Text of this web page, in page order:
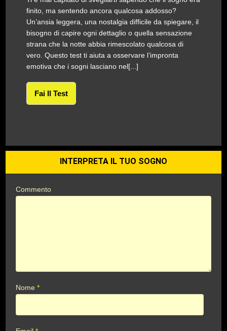
finito, ma sentendo ancora qualcosa addosso?
Un’ansia leggera, una nostalgia difficile da spiegare, il
bisogno di capire ogni dettaglio o quella sensazione
strana che la notte abbia rimescolato qualcosa di
vero. Questo test ti aiuta a osservare l’impronta
emotiva che i sogni lasciano nel[...]
Fai Il Test
INTERPRETA IL TUO SOGNO
Commento
Nome*